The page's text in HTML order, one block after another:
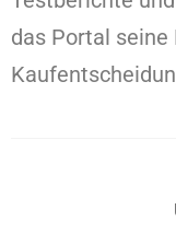
das Portal